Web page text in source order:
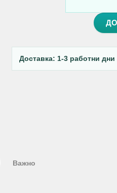
Доставка: 1-3 работни дни
Важно